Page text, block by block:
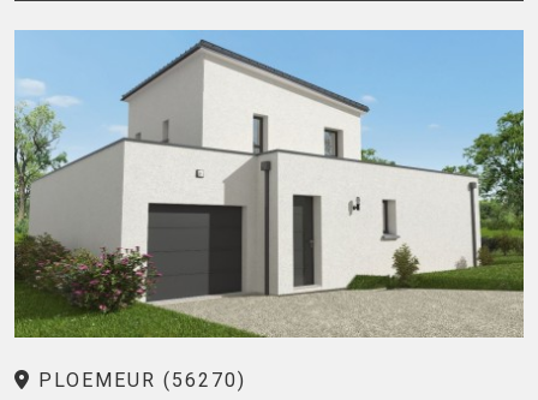
PLOEMEUR (56270)